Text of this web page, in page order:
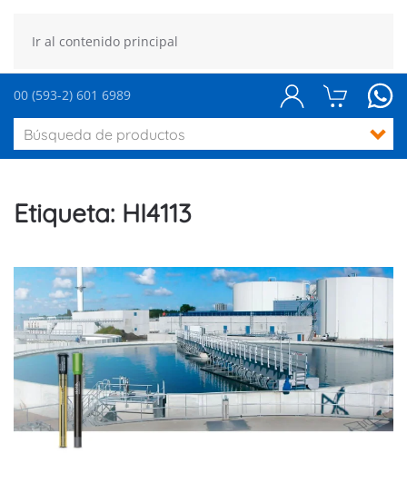
Ir al contenido principal
00 (593-2) 601 6989
Etiqueta: HI4113